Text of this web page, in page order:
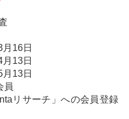
16日
13日
13日
員
サーチ」への会員登録